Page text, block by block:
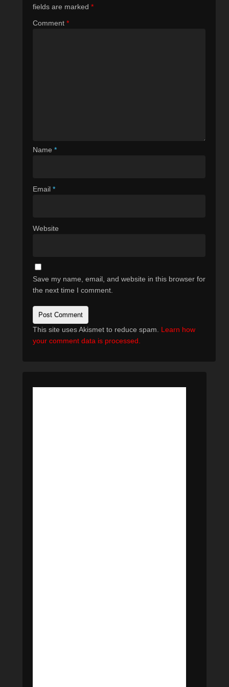
fields are marked *
Comment *
Name *
Email *
Website
Save my name, email, and website in this browser for
the next time I comment.
This site uses Akismet to reduce spam. Learn how
your comment data is processed.